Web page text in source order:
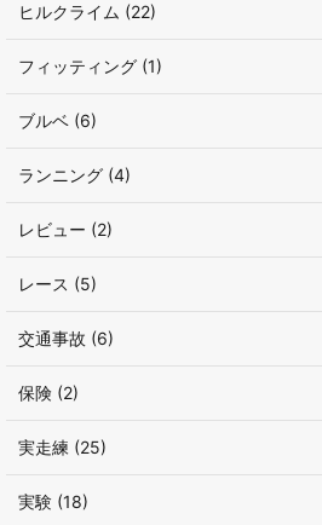
ヒルクライム (22)
フィッティング (1)
ブルベ (6)
ランニング (4)
レビュー (2)
レース (5)
交通事故 (6)
保険 (2)
実走練 (25)
実験 (18)